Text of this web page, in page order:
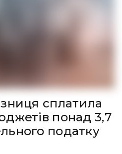
сплатила
понад 3,7
податку